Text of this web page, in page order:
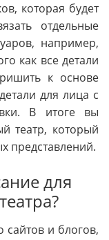
которая будет
отдельные
например,
как все детали
к основе
для лица с
В итоге вы
театр, который
представлений.
для
сайтов и блогов,